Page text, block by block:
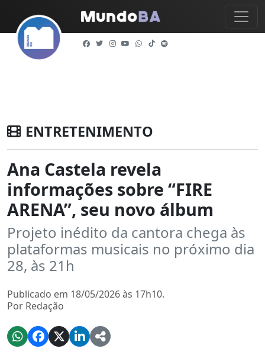
ENTRETENIMENTO
Ana Castela revela
informações sobre “FIRE
ARENA”, seu novo álbum
Projeto inédito da cantora chega às
plataformas musicais no próximo dia
28, às 21h
Publicado em 18/05/2026 às 17h10.
Por Redação